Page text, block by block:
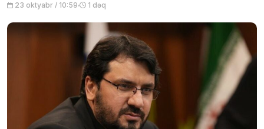
23 oktyabr / 10:59 1 dəq